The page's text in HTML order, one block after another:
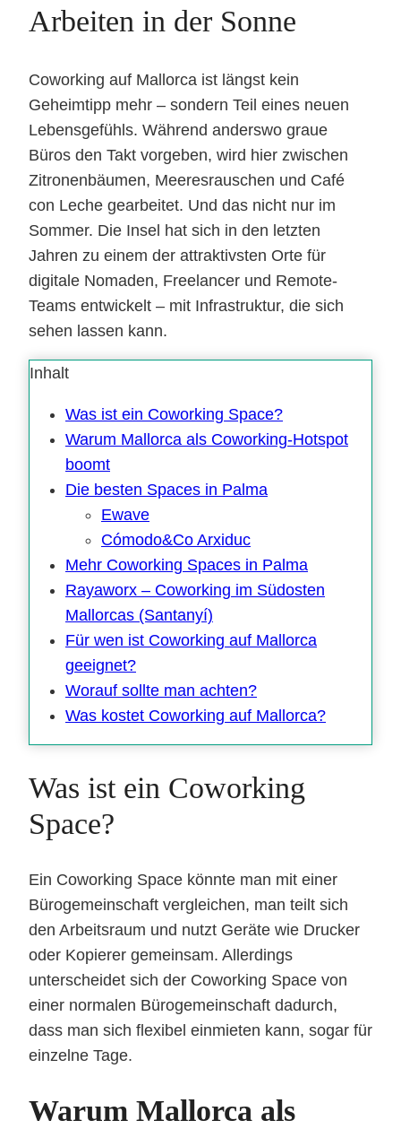
Arbeiten in der Sonne
Coworking auf Mallorca ist längst kein
Geheimtipp mehr – sondern Teil eines neuen
Lebensgefühls. Während anderswo graue
Büros den Takt vorgeben, wird hier zwischen
Zitronenbäumen, Meeresrauschen und Café
con Leche gearbeitet. Und das nicht nur im
Sommer. Die Insel hat sich in den letzten
Jahren zu einem der attraktivsten Orte für
digitale Nomaden, Freelancer und Remote-
Teams entwickelt – mit Infrastruktur, die sich
sehen lassen kann.
Inhalt
Was ist ein Coworking Space?
Warum Mallorca als Coworking-Hotspot
boomt
Die besten Spaces in Palma
Ewave
Cómodo&Co Arxiduc
Mehr Coworking Spaces in Palma
Rayaworx – Coworking im Südosten
Mallorcas (Santanyí)
Für wen ist Coworking auf Mallorca
geeignet?
Worauf sollte man achten?
Was kostet Coworking auf Mallorca?
Was ist ein Coworking
Space?
Ein Coworking Space könnte man mit einer
Bürogemeinschaft vergleichen, man teilt sich
den Arbeitsraum und nutzt Geräte wie Drucker
oder Kopierer gemeinsam. Allerdings
unterscheidet sich der Coworking Space von
einer normalen Bürogemeinschaft dadurch,
dass man sich flexibel einmieten kann, sogar für
einzelne Tage.
Warum Mallorca als